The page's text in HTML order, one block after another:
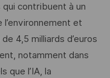
contribuent à un
et
4,5 milliards d’euros
notamment dans
que l’IA, la